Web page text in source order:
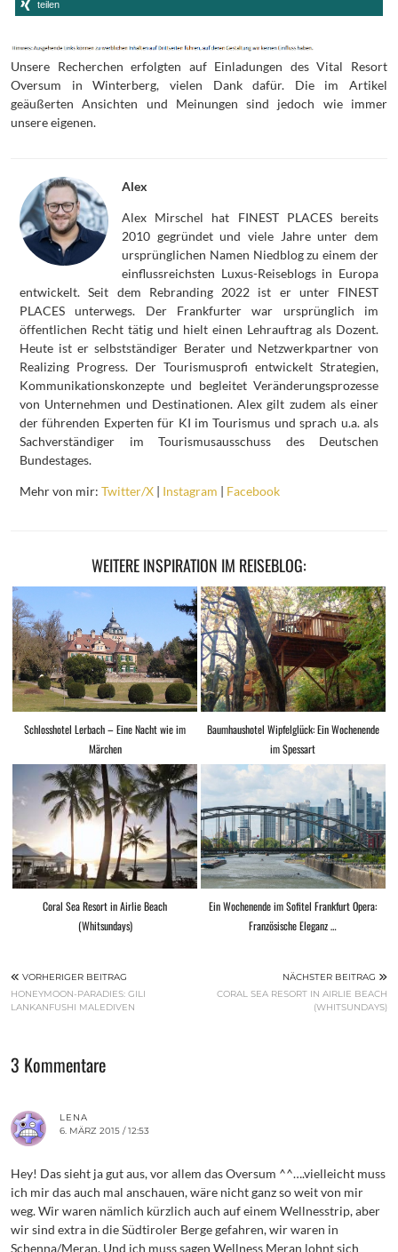
teilen
Unsere Recherchen erfolgten auf Einladungen des Vital Resort
Oversum in Winterberg, vielen Dank dafür. Die im Artikel
geäußerten Ansichten und Meinungen sind jedoch wie immer
unsere eigenen.
Alex
Alex Mirschel hat FINEST PLACES bereits
2010 gegründet und viele Jahre unter dem
ursprünglichen Namen Niedblog zu einem der
einflussreichsten Luxus-Reiseblogs in Europa
entwickelt. Seit dem Rebranding 2022 ist er unter FINEST
PLACES unterwegs. Der Frankfurter war ursprünglich im
öffentlichen Recht tätig und hielt einen Lehrauftrag als Dozent.
Heute ist er selbstständiger Berater und Netzwerkpartner von
Realizing Progress. Der Tourismusprofi entwickelt Strategien,
Kommunikationskonzepte und begleitet Veränderungsprozesse
von Unternehmen und Destinationen. Alex gilt zudem als einer
der führenden Experten für KI im Tourismus und sprach u.a. als
Sachverständiger im Tourismusausschuss des Deutschen
Bundestages.
Mehr von mir: Twitter/X | Instagram | Facebook
WEITERE INSPIRATION IM REISEBLOG:
Schlosshotel Lerbach – Eine Nacht wie im
Märchen
Baumhaushotel Wipfelglück: Ein Wochenende
im Spessart
Coral Sea Resort in Airlie Beach
(Whitsundays)
Ein Wochenende im Sofitel Frankfurt Opera:
Französische Eleganz …
VORHERIGER BEITRAG
HONEYMOON-PARADIES: GILI
LANKANFUSHI MALEDIVEN
NÄCHSTER BEITRAG
CORAL SEA RESORT IN AIRLIE BEACH
(WHITSUNDAYS)
3 Kommentare
LENA
6. MÄRZ 2015 / 12:53
Hey! Das sieht ja gut aus, vor allem das Oversum ^^….vielleicht muss
ich mir das auch mal anschauen, wäre nicht ganz so weit von mir
weg. Wir waren nämlich kürzlich auch auf einem Wellnesstrip, aber
wir sind extra in die Südtiroler Berge gefahren, wir waren in
Schenna/Meran. Und ich muss sagen Wellness Meran lohnt sich